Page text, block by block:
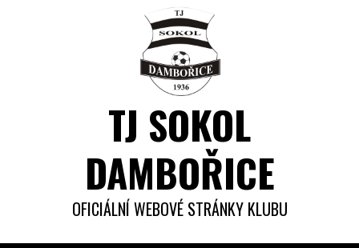
TJ SOKOL
DAMBOŘICE
OFICIÁLNÍ WEBOVÉ STRÁNKY KLUBU